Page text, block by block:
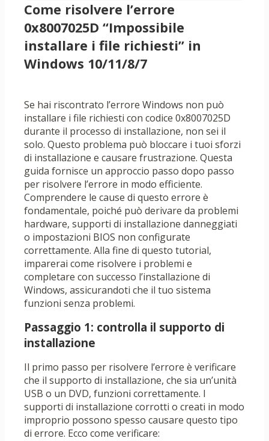
Come risolvere l’errore
0x8007025D “Impossibile
installare i file richiesti” in
Windows 10/11/8/7
Se hai riscontrato l’errore Windows non può
installare i file richiesti con codice 0x8007025D
durante il processo di installazione, non sei il
solo. Questo problema può bloccare i tuoi sforzi
di installazione e causare frustrazione. Questa
guida fornisce un approccio passo dopo passo
per risolvere l’errore in modo efficiente.
Comprendere le cause di questo errore è
fondamentale, poiché può derivare da problemi
hardware, supporti di installazione danneggiati
o impostazioni BIOS non configurate
correttamente. Alla fine di questo tutorial,
imparerai come risolvere i problemi e
completare con successo l’installazione di
Windows, assicurandoti che il tuo sistema
funzioni senza problemi.
Passaggio 1: controlla il supporto di
installazione
Il primo passo per risolvere l’errore è verificare
che il supporto di installazione, che sia un’unità
USB o un DVD, funzioni correttamente. I
supporti di installazione corrotti o creati in modo
improprio possono spesso causare questo tipo
di errore. Ecco come verificare: